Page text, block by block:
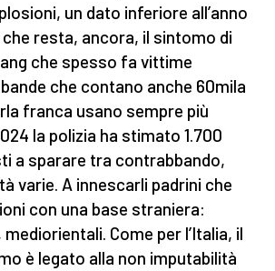
un dato inferiore all’anno
resta, ancora, il sintomo di
che spesso fa vittime
che contano anche 60mila
franca usano sempre più
la polizia ha stimato 1.700
a sparare tra contrabbando,
varie. A innescarli padrini che
con una base straniera:
Come per l’Italia, il
è legato alla non imputabilità